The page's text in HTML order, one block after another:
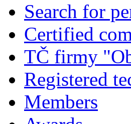
Search for
Certified
TČ firmy
Registered
Members